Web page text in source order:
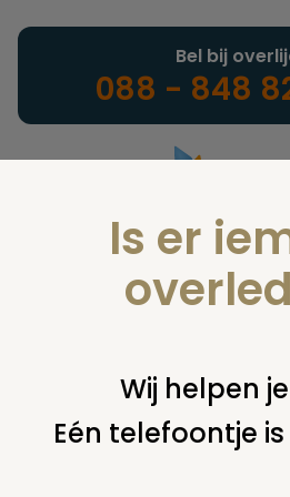
Landelijke
Bel bij
088 - 848
U bent hier: home verzekeringen
Is er
Wij helpen
Eén telefoontje